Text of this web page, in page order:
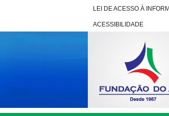
LEI DE ACESSO À
ACESSIBILIDADE